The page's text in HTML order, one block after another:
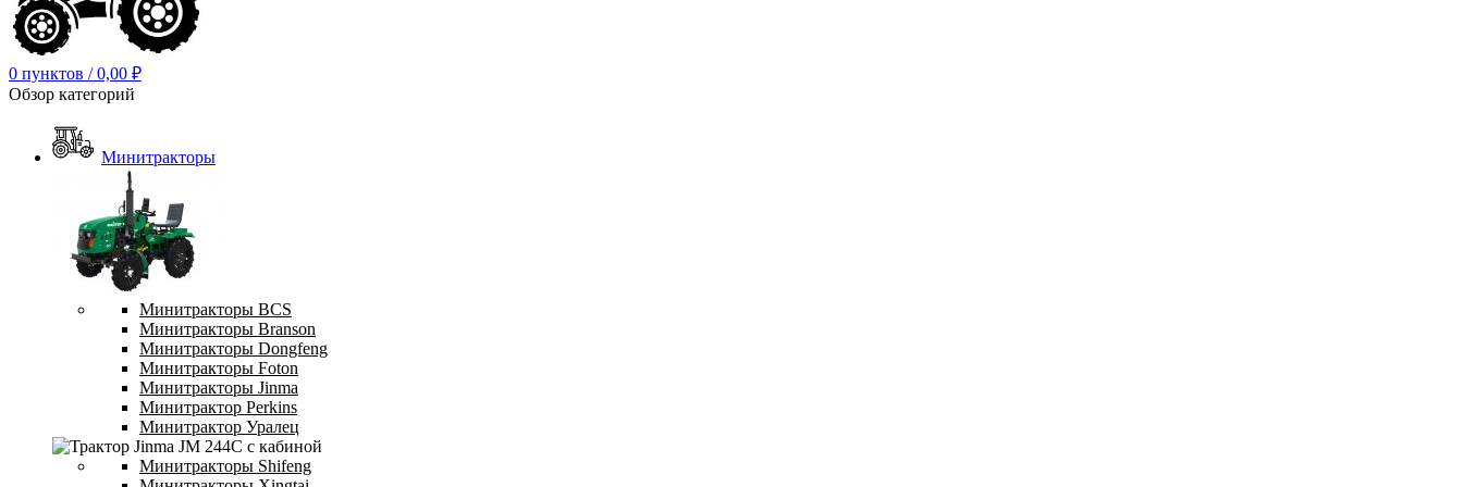
0 пунктов / 0,00 ₽
Обзор категорий
Минитракторы
Минитракторы BCS
Минитракторы Branson
Минитракторы Dongfeng
Минитракторы Foton
Минитракторы Jinma
Минитрактор Perkins
Минитрактор Уралец
Минитракторы Shifeng